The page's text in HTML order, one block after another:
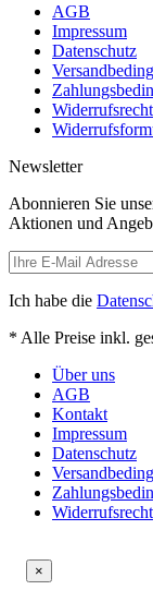
AGB
Impressum
Datenschutz
Widerrufsrecht
Newsletter
Abonnieren Sie
Aktionen und
Ich habe die
* Alle Preise inkl.
Über uns
AGB
Kontakt
Impressum
Datenschutz
Widerrufsrecht
×